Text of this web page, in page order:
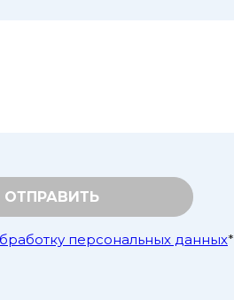
ОТПРАВИТЬ
персональных данных*